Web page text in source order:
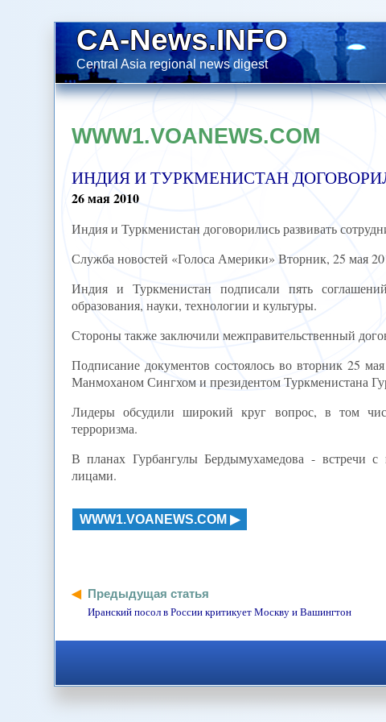
CA-News.INFO
Central Asia regional news digest
WWW1.VOANEWS.COM
ИНДИЯ И ТУРКМЕНИСТАН
26мая2010
Индия и Туркменистан договорились развивать
Служба новостей «Голоса Америки» Вторник, 25 мая
Индия и Туркменистан подписали пять
образования, науки, технологии и культуры.
Стороны также заключили межправительственный
Подписание документов состоялось во вторник 25
Манмоханом Сингхом и президентом Туркменистана
Лидеры обсудили широкий круг вопрос, в том
терроризма.
В планах Гурбангулы Бердымухамедова - встречи
лицами.
WWW1.VOANEWS.COM
Предыдущая статья
Иранский посол в России критикует Москву и Вашингтон